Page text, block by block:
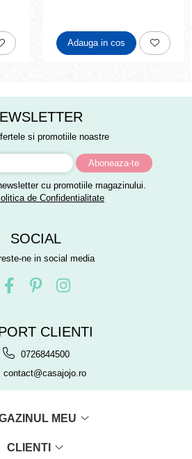
Adauga in cos
si promotiile noastre
cu promotiile magazinului.
de Confidentialitate
SOCIAL
ne in social media
CLIENTI
0726844500
contact@casajojo.ro
MEU
CLIENTI